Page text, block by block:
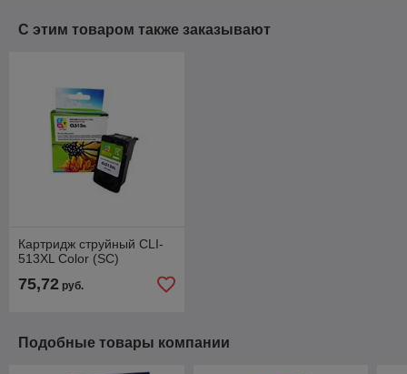
С этим товаром также заказывают
Картридж струйный CLI-
513XL Color (SC)
75,72 руб.
Подобные товары компании